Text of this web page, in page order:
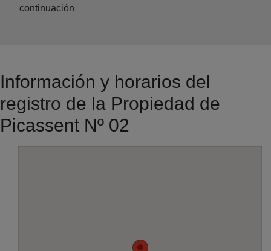
continuación
Información y horarios del
registro de la Propiedad de
Picassent Nº 02